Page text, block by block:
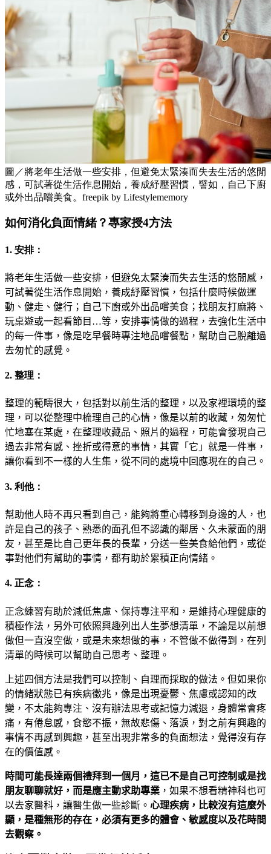
圖／將老年生活做一些安排，但避免太緊湊而失去生活的悠閒
感，可試著從生活作息開始，養成紓壓習慣，譬如，自己下廚
或外出品嚐美食。freepik by Lifestylememory
如何消化負面情緒？專家授4方法
1. 安排：
將老年生活做一些安排，但避免太緊湊而失去生活的悠閒感，
可試著從生活作息開始，養成紓壓習慣，包括什麼時候做運
動、健走、健行；自己下廚或外出品嚐美食；找朋友打麻將、
玩桌遊或一起看節目…等，安排事情做的過程，去強化生活中
的每一件事，像是吃早餐時專注地品嚐餐點，幫助自己脫離過
去匆忙的感覺。
2. 整理：
整理的範疇很大，包括對以前生活的整理，以及家裡環境的整
理，可以從整理中梳理自己的心情，像是以前的收藏，匆匆忙
忙地塞在某處，在整理收藏品、照片的過程，可能會發現自己
過去非常有感、挫折或得意的事情，其實「它」就是一件事，
讓你看到不一樣的人生集，從不同的處境中回應現在的自己。
3. 利他：
幫助他人時不再只看到自己，能夠將重心轉移到身邊的人，也
許是自己的孩子、熟悉的面孔但不認識的鄰居、久未蒙面的朋
友，甚至是比自己更年長的長輩，分送一些美食給他們，或從
事對他們有幫助的事情，都有助於累積正向情緒。
4. 正念：
正念練習有助於減低焦慮、保持專注平和，是維持心理健康的
積極作法，另外可依照興趣列出人生夢想清單，不論是以前想
做但一直沒空做，或是未來想做的事，不管做不做得到，在列
清單的時候可以幫助自己思考、整理。
上述四個方法是我們可以控制、自理而採取的做法。但如果你
的情緒狀態已有疾病徵兆，像是出現憂鬱、焦慮或認知的改
變，不太能夠專注、沒有辦法思考或記憶力減退，身體常會疼
痛，有倦怠感，食慾不振，無故悲傷、落淚，對之前有興趣的
事情不再感到興趣，甚至出現非常多的負面想法，覺得沒有存
在的價值感。
時間可能長達兩個禮拜到一個月，這已不是自己可控制或是找
朋友聊聊就好，而是應主動求助專業 ，如果不想看精神科也可
以去家醫科，讓醫生做一些診斷。 心理疾病，比較沒有這麼外
顯，是種無形的存在，必須有更多的體會、敏感度以及花時間
去觀察。